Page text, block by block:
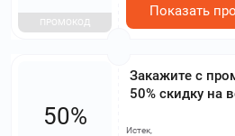
ПРОМОКОД
Показать
Закажите с
50% скидку на
50%
Истек,